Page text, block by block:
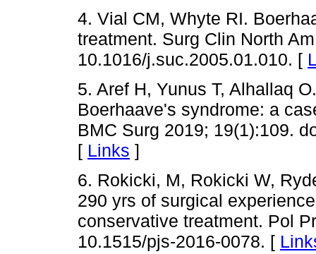
4. Vial CM, Whyte RI.
treatment. Surg Clin North
10.1016/j.suc.2005.01.010. [
5. Aref H, Yunus T, Alhallaq
Boerhaave's syndrome: a
BMC Surg 2019; 19(1):109.
[ Links ]
6. Rokicki, M, Rokicki W,
290 yrs of surgical
conservative treatment. Pol
10.1515/pjs-2016-0078. [